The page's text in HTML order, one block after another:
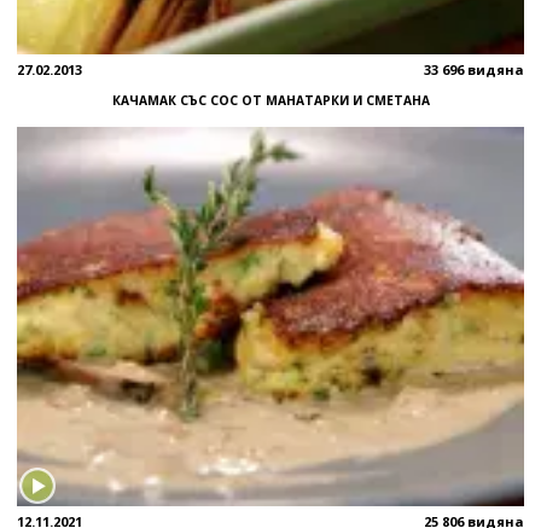
27.02.2013 33 696 видяна
КАЧАМАК СЪС СОС ОТ МАНАТАРКИ И СМЕТАНА
12.11.2021 25 806 видяна